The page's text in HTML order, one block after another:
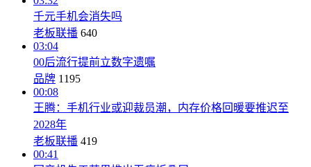
千元手机会消失吗
老板联播 640
03:04
00后流行提前立数字遗嘱
品牌 1195
00:08
王腾：手机行业或迎裁员潮，内存价格回暖要推迟至
2028年
老板联播 419
00:41